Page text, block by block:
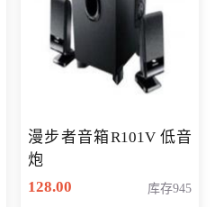
漫步者音箱R101V 低音
炮
128.00
库存945